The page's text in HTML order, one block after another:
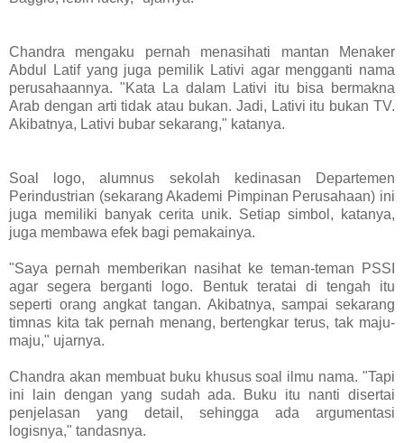
Chandra mengaku pernah menasihati mantan Menaker
Abdul Latif yang juga pemilik Lativi agar mengganti nama
perusahaannya. "Kata La dalam Lativi itu bisa bermakna
Arab dengan arti tidak atau bukan. Jadi, Lativi itu bukan TV.
Akibatnya, Lativi bubar sekarang," katanya.
Soal logo, alumnus sekolah kedinasan Departemen
Perindustrian (sekarang Akademi Pimpinan Perusahaan) ini
juga memiliki banyak cerita unik. Setiap simbol, katanya,
juga membawa efek bagi pemakainya.
"Saya pernah memberikan nasihat ke teman-teman PSSI
agar segera berganti logo. Bentuk teratai di tengah itu
seperti orang angkat tangan. Akibatnya, sampai sekarang
timnas kita tak pernah menang, bertengkar terus, tak maju-
maju," ujarnya.
Chandra akan membuat buku khusus soal ilmu nama. "Tapi
ini lain dengan yang sudah ada. Buku itu nanti disertai
penjelasan yang detail, sehingga ada argumentasi
logisnya," tandasnya.